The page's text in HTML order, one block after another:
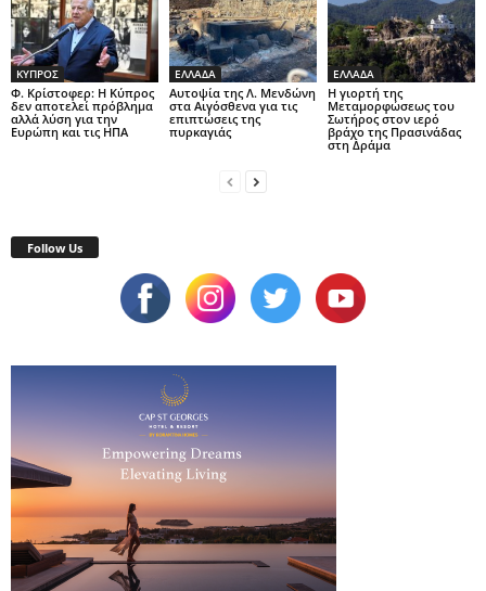
ΚΥΠΡΟΣ
Φ. Κρίστοφερ: Η Κύπρος
δεν αποτελεί πρόβλημα
αλλά λύση για την
Ευρώπη και τις ΗΠΑ
ΕΛΛΑΔΑ
Αυτοψία της Λ. Μενδώνη
στα Αιγόσθενα για τις
επιπτώσεις της
πυρκαγιάς
ΕΛΛΑΔΑ
Η γιορτή της
Μεταμορφώσεως του
Σωτήρος στον ιερό
βράχο της Πρασινάδας
στη Δράμα
Follow Us